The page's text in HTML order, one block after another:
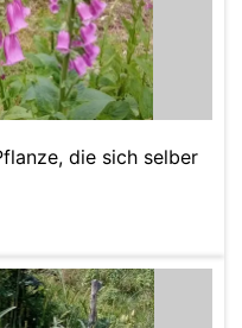
die sich selber